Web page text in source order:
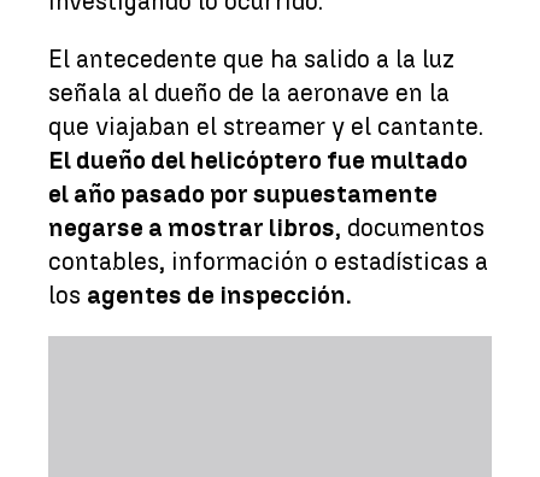
El antecedente que ha salido a la luz
señala al dueño de la aeronave en la
que viajaban el streamer y el cantante.
El dueño del helicóptero fue multado
el año pasado por supuestamente
negarse a mostrar libros, documentos
contables, información o estadísticas a
los agentes de inspección.